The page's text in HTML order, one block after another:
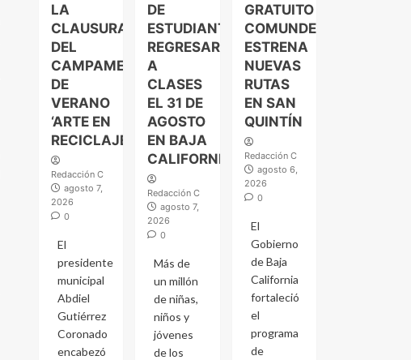
LA
CLAUSURA
DEL
CAMPAMENTO
DE
VERANO
‘ARTE EN
RECICLAJE’
Redacción C
agosto 7,
2026
0
El
presidente
municipal
Abdiel
Gutiérrez
Coronado
encabezó
DE
ESTUDIANTES
REGRESARÁN
A
CLASES
EL 31 DE
AGOSTO
EN BAJA
CALIFORNIA
Redacción C
agosto 7,
2026
0
Más de
un millón
de niñas,
niños y
jóvenes
de los
GRATUITO
COMUNDER
ESTRENA
NUEVAS
RUTAS
EN SAN
QUINTÍN
Redacción C
agosto 6,
2026
0
El
Gobierno
de Baja
California
fortaleció
el
programa
de